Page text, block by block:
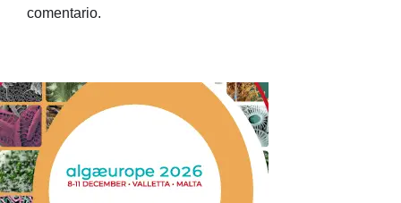
comentario.